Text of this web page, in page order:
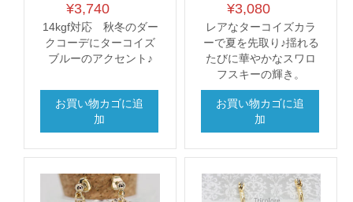
¥3,740
14kgf対応 秋冬のダー
クコーデにターコイズ
ブルーのアクセント♪
お買い物カゴに追
加
¥3,080
レアなターコイズカラ
ーで夏を先取り♪揺れる
たびに華やかなスワロ
フスキーの輝き。
お買い物カゴに追
加